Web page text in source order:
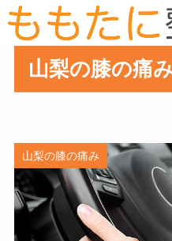
山梨の膝の痛
山梨の膝の痛み